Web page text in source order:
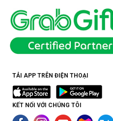
TẢI APP TRÊN ĐIỆN THOẠI
KẾT NỐI VỚI CHÚNG TÔI